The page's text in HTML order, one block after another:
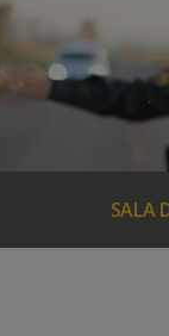
SALA